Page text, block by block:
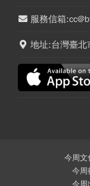
服務信箱
地址:台灣臺
今周
今周